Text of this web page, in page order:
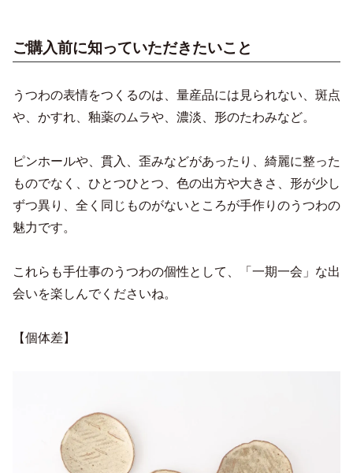
ご購入前に知っていただきたいこと
うつわの表情をつくるのは、量産品には見られない、斑点
や、かすれ、釉薬のムラや、濃淡、形のたわみなど。
ピンホールや、貫入、歪みなどがあったり、綺麗に整った
ものでなく、ひとつひとつ、色の出方や大きさ、形が少し
ずつ異り、全く同じものがないところが手作りのうつわの
魅力です。
これらも手仕事のうつわの個性として、「一期一会」な出
会いを楽しんでくださいね。
【個体差】